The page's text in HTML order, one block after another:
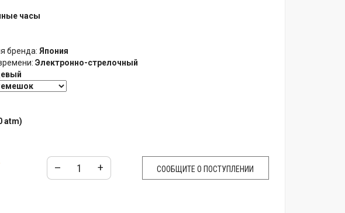
часы
бренда: Япония
Электронно-стрелочный
atm)
– + СООБЩИТЕ О ПОСТУПЛЕНИИ